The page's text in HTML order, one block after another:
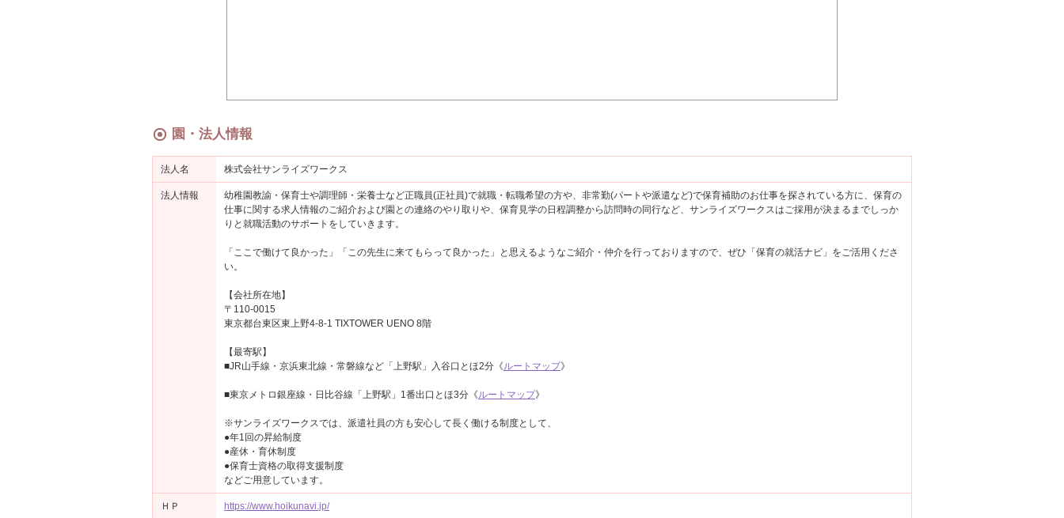
園・法人情報
法人名 株式会社サンライズワークス
法人情報
幼稚園教諭・保育士や調理師・栄養士など正職員(正社員)で就職・転職希望の方や、非常勤(パートや派遣など)で保育補助のお仕事を探されている方に、保育の
仕事に関する求人情報のご紹介および園との連絡のやり取りや、保育見学の日程調整から訪問時の同行など、サンライズワークスはご採用が決まるまでしっか
りと就職活動のサポートをしていきます。
「ここで働けて良かった」「この先生に来てもらって良かった」と思えるようなご紹介・仲介を行っておりますので、ぜひ「保育の就活ナビ」をご活用くださ
い。
【会社所在地】
〒110-0015
東京都台東区東上野4-8-1 TIXTOWER UENO 8階
【最寄駅】
■JR山手線・京浜東北線・常磐線など「上野駅」入谷口とほ2分《ルートマップ》
■東京メトロ銀座線・日比谷線「上野駅」1番出口とほ3分《ルートマップ》
※サンライズワークスでは、派遣社員の方も安心して長く働ける制度として、
●年1回の昇給制度
●産休・育休制度
●保育士資格の取得支援制度
などご用意しています。
ＨＰ https://www.hoikunavi.jp/